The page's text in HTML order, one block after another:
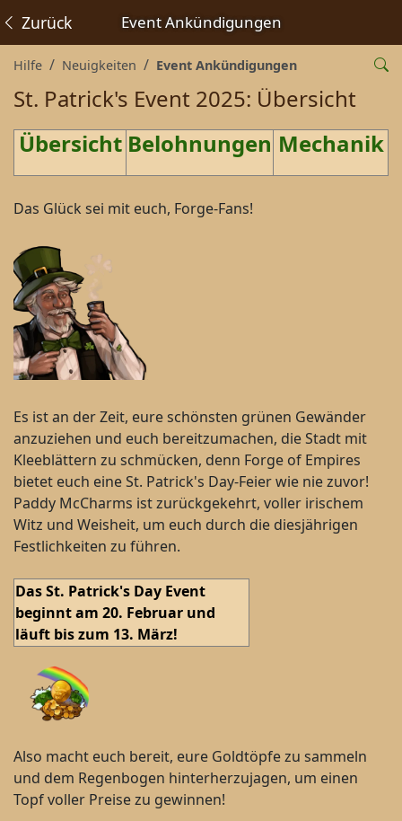
Event Ankündigungen
Zurück
Hilfe Neuigkeiten Event Ankündigungen
St. Patrick's Event 2025: Übersicht
Übersicht Belohnungen Mechanik
Das Glück sei mit euch, Forge-Fans!
Es ist an der Zeit, eure schönsten grünen Gewänder
anzuziehen und euch bereitzumachen, die Stadt mit
Kleeblättern zu schmücken, denn Forge of Empires
bietet euch eine St. Patrick's Day-Feier wie nie zuvor!
Paddy McCharms ist zurückgekehrt, voller irischem
Witz und Weisheit, um euch durch die diesjährigen
Festlichkeiten zu führen.
Das St. Patrick's Day Event
beginnt am 20. Februar und
läuft bis zum 13. März!
Also macht euch bereit, eure Goldtöpfe zu sammeln
und dem Regenbogen hinterherzujagen, um einen
Topf voller Preise zu gewinnen!